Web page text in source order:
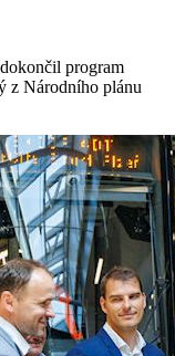
program
z Národního plánu